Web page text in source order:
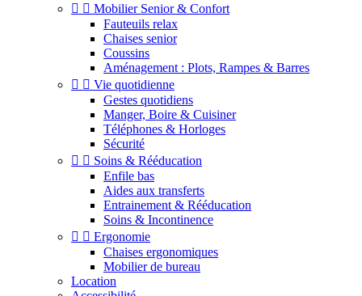
  Mobilier Senior & Confort
Fauteuils relax
Chaises senior
Coussins
Aménagement : Plots, Rampes & Barres
  Vie quotidienne
Gestes quotidiens
Manger, Boire & Cuisiner
Téléphones & Horloges
Sécurité
  Soins & Rééducation
Enfile bas
Aides aux transferts
Entrainement & Rééducation
Soins & Incontinence
  Ergonomie
Chaises ergonomiques
Mobilier de bureau
Location